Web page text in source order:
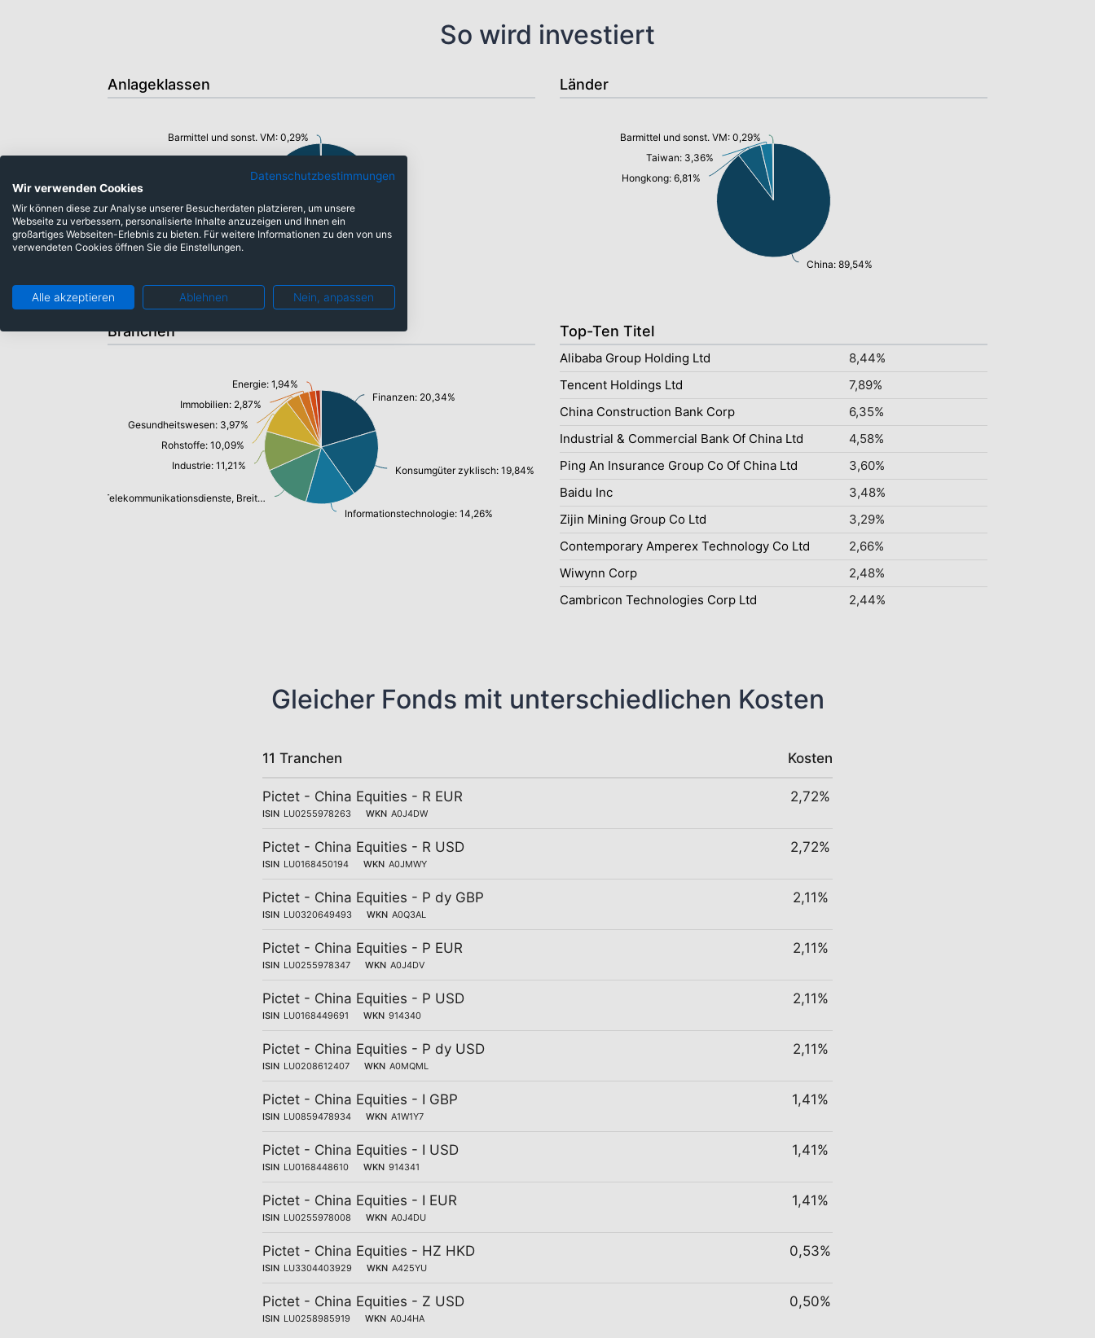
So wird investiert
Anlageklassen
Barmittel und sonst. VM: 0,29%
Länder
China: 89,54%
Hongkong: 6,81%
Taiwan: 3,36%
Barmittel und sonst. VM: 0,29%
Branchen
Finanzen: 20,34%
Konsumgüter zyklisch: 19,84%
Informationstechnologie: 14,26%
Telekommunikationsdienste, Breitband Internet: 13,84%
Industrie: 11,21%
Rohstoffe: 10,09%
Gesundheitswesen: 3,97%
Immobilien: 2,87%
Energie: 1,94%
Top-Ten Titel
Alibaba Group Holding Ltd
8,44%
Tencent Holdings Ltd
7,89%
China Construction Bank Corp
6,35%
Industrial & Commercial Bank Of China Ltd
4,58%
Ping An Insurance Group Co Of China Ltd
3,60%
Baidu Inc
3,48%
Zijin Mining Group Co Ltd
3,29%
Contemporary Amperex Technology Co Ltd
2,66%
Wiwynn Corp
2,48%
Cambricon Technologies Corp Ltd
2,44%
Gleicher Fonds mit unterschiedlichen Kosten
11 Tranchen Kosten
Pictet - China Equities - R EUR
ISIN LU0255978263 WKN A0J4DW
2,72%
Pictet - China Equities - R USD
ISIN LU0168450194 WKN A0JMWY
2,72%
Pictet - China Equities - P dy GBP
ISIN LU0320649493 WKN A0Q3AL
2,11%
Pictet - China Equities - P EUR
ISIN LU0255978347 WKN A0J4DV
2,11%
Pictet - China Equities - P USD
ISIN LU0168449691 WKN 914340
2,11%
Pictet - China Equities - P dy USD
ISIN LU0208612407 WKN A0MQML
2,11%
Pictet - China Equities - I GBP
ISIN LU0859478934 WKN A1W1Y7
1,41%
Pictet - China Equities - I USD
ISIN LU0168448610 WKN 914341
1,41%
Pictet - China Equities - I EUR
ISIN LU0255978008 WKN A0J4DU
1,41%
Pictet - China Equities - HZ HKD
ISIN LU3304403929 WKN A425YU
0,53%
Pictet - China Equities - Z USD
ISIN LU0258985919 WKN A0J4HA
0,50%
Datenschutzbestimmungen
Wir verwenden Cookies
Wir können diese zur Analyse unserer Besucherdaten platzieren, um unsere
Webseite zu verbessern, personalisierte Inhalte anzuzeigen und Ihnen ein
großartiges Webseiten-Erlebnis zu bieten. Für weitere Informationen zu den von uns
verwendeten Cookies öffnen Sie die Einstellungen.
Alle akzeptieren Ablehnen Nein, anpassen